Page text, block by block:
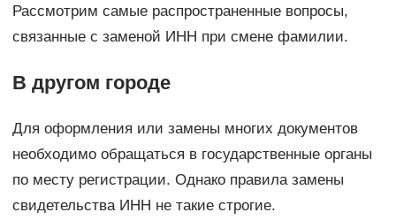
Рассмотрим самые распространенные вопросы,
связанные с заменой ИНН при смене фамилии.
В другом городе
Для оформления или замены многих документов
необходимо обращаться в государственные органы
по месту регистрации. Однако правила замены
свидетельства ИНН не такие строгие.